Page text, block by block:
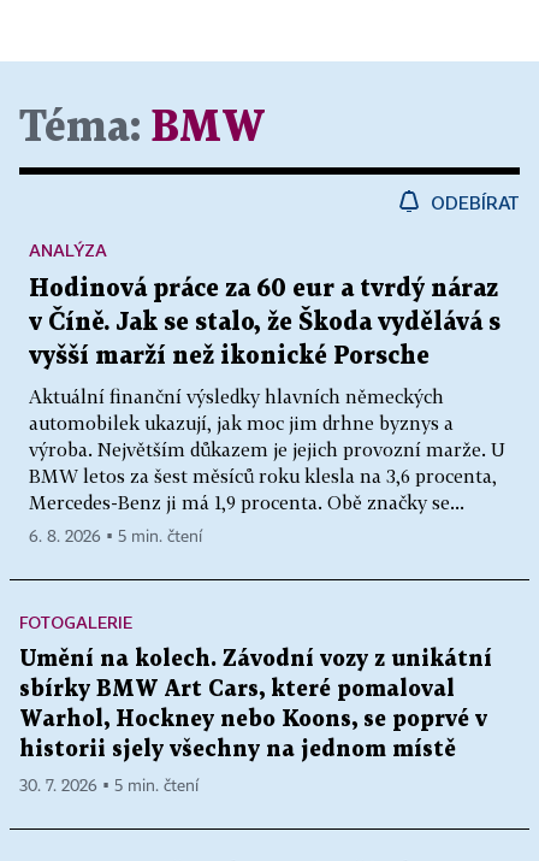
Téma: BMW
ODEBÍRAT
Hodinová práce za 60 eur a tvrdý náraz
v Číně. Jak se stalo, že Škoda vydělává s
vyšší marží než ikonické Porsche
Aktuální finanční výsledky hlavních německých
automobilek ukazují, jak moc jim drhne byznys a
výroba. Největším důkazem je jejich provozní marže. U
BMW letos za šest měsíců roku klesla na 3,6 procenta,
Mercedes-Benz ji má 1,9 procenta. Obě značky se...
ANALÝZA
6. 8. 2026 ▪ 5 min. čtení
FOTOGALERIE
Umění na kolech. Závodní vozy z unikátní
sbírky BMW Art Cars, které pomaloval
Warhol, Hockney nebo Koons, se poprvé v
historii sjely všechny na jednom místě
30. 7. 2026 ▪ 5 min. čtení